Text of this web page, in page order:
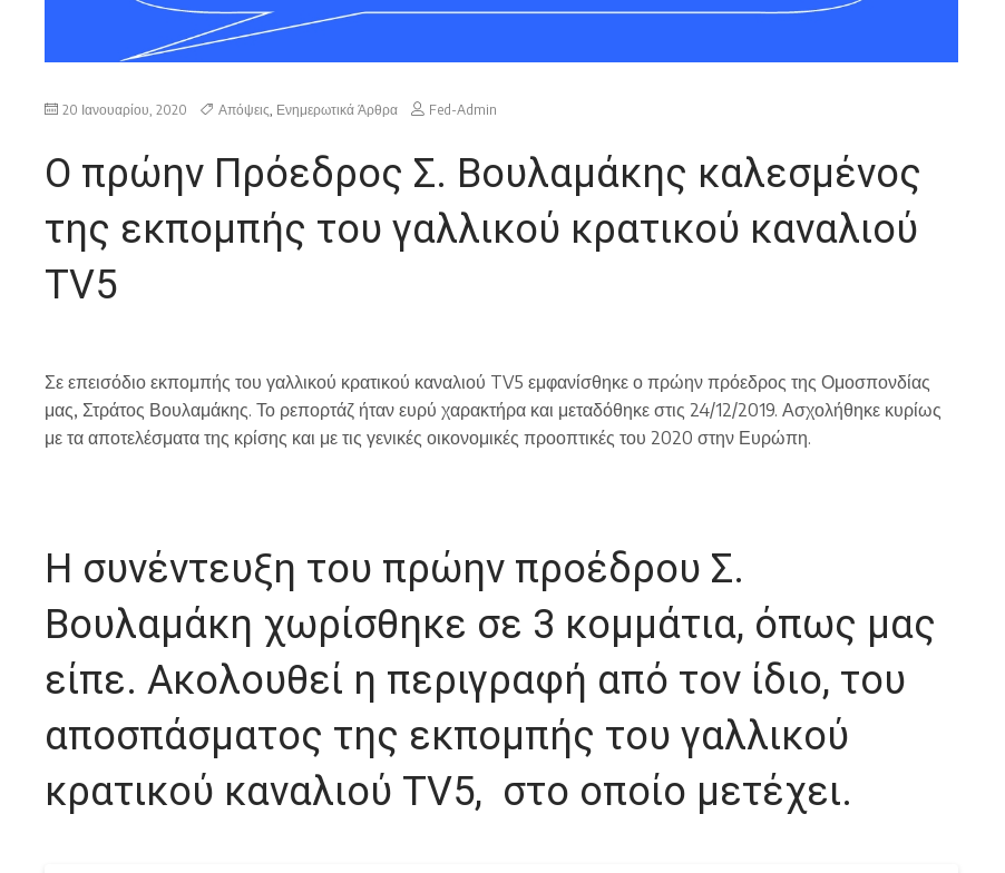
20 Ιανουαρίου, 2020 Απόψεις, Ενημερωτικά Άρθρα Fed-Admin
Ο πρώην Πρόεδρος Σ. Βουλαμάκης καλεσμένος
της εκπομπής του γαλλικού κρατικού καναλιού
TV5
Σε επεισόδιο εκπομπής του γαλλικού κρατικού καναλιού TV5 εμφανίσθηκε ο πρώην πρόεδρος της Ομοσπονδίας
μας, Στράτος Βουλαμάκης. Το ρεπορτάζ ήταν ευρύ χαρακτήρα και μεταδόθηκε στις 24/12/2019. Ασχολήθηκε κυρίως
με τα αποτελέσματα της κρίσης και με τις γενικές οικονομικές προοπτικές του 2020 στην Ευρώπη.
Η συνέντευξη του πρώην προέδρου Σ.
Βουλαμάκη χωρίσθηκε σε 3 κομμάτια, όπως μας
είπε. Ακολουθεί η περιγραφή από τον ίδιο, του
αποσπάσματος της εκπομπής του γαλλικού
κρατικού καναλιού TV5, στο οποίο μετέχει.